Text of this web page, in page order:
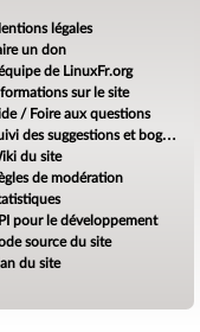
légales
un don
de LinuxFr.org
sur le site
/ Foire aux questions
des suggestions et bogues
du site
de modération
pour le développement
source du site
du site